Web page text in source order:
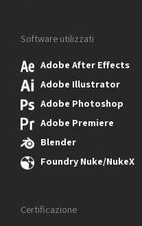
Software utilizzati
Adobe After Effects
Adobe Illustrator
Adobe Photoshop
Adobe Premiere
Blender
Foundry Nuke/NukeX
Certificazione